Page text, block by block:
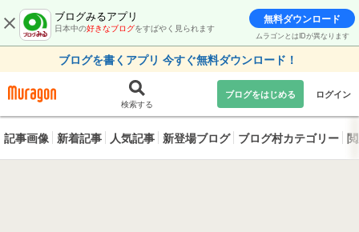
ブログみるアプリ
日本中の好きなブログをすばやく見られます
無料ダウンロード
ムラゴンとはIDが異なります
ブログを書くアプリ 今すぐ無料ダウンロード！
検索する
ブログをはじめる ログイン
記事画像 新着記事 人気記事 新登場ブログ ブログ村カテゴリー